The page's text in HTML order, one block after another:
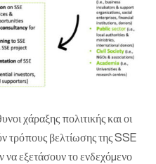
χάραξης πολιτικής και οι
τρόπους βελτίωσης της SSE
να εξετάσουν το ενδεχόμενο